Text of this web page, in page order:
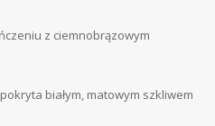
z ciemnobrązowym
białym, matowym szkliwem